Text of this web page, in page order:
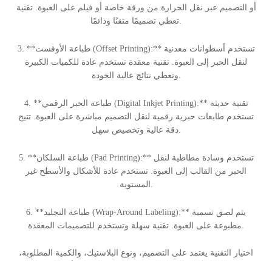
أو التصميم عبر نقل الحرارة من ورقة خاصة أو فيلم على العبوة. تقنية
تعطي تصميمًا متقنًا ودائمًا.
3. **طباعة الأوفست (Offset Printing):** تستخدم أسطوانات معدنية
لنقل الحبر إلى العبوة. تقنية معقدة تستخدم عادة للكميات الكبيرة
وتعطي نتائج عالية الجودة.
4. **طباعة الحبر الرقمي (Digital Inkjet Printing):** تقنية حديثة
تستخدم طابعات حبرية رقمية لنقل التصميم مباشرة على العبوة. تتيح
دقة عالية وتخصيص سهل.
5. **طباعة السلكان (Pad Printing):** تستخدم وسادة مطاطية لنقل
الحبر من القالب إلى العبوة. تستخدم عادة للأشكال والأسطح غير
6. **طباعة التجليد (Wrap-Around Labeling):** يتم لصق تسمية
اختيار التقنية يعتمد على التصميم، ونوع البلاستيك، والكمية المطلوبة،